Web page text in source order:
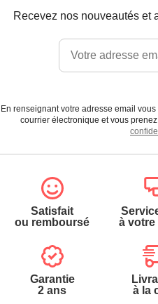
Recevez nos nouveautés et
En renseignant votre adresse email
courrier électronique et vous
Satisfait
ou remboursé
à votre
Garantie
2 ans
à la